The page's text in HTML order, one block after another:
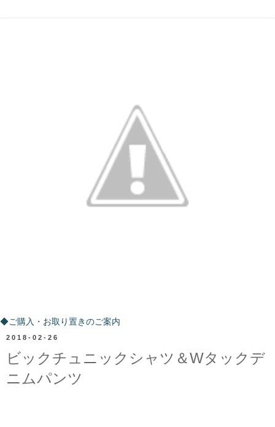
◆ご購入・お取り置きのご案内
2018-02-26
ビックチュニックシャツ＆Wタックデ
ニムパンツ